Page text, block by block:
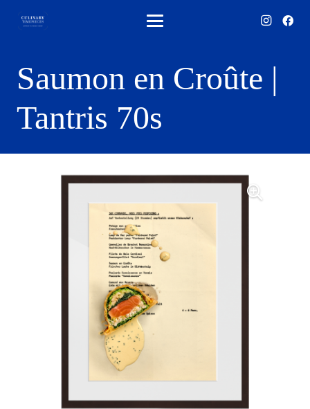
Saumon en Croûte |
Tantris 70s